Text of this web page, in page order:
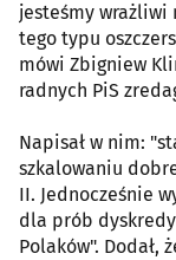
jesteśmy wrażliwi
tego typu
mówi Zbigniew
radnych PiS
Napisał w nim:
szkalowaniu
II. Jednocześnie
dla prób
Polaków". Dodał,